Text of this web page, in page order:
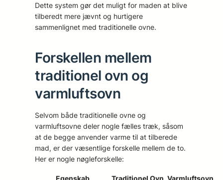
Dette system gør det muligt for maden at blive
tilberedt mere jævnt og hurtigere
sammenlignet med traditionelle ovne.
Forskellen mellem
traditionel ovn og
varmluftsovn
Selvom både traditionelle ovne og
varmluftsovne deler nogle fælles træk, såsom
at de begge anvender varme til at tilberede
mad, er der væsentlige forskelle mellem de to.
Her er nogle nøgleforskelle:
Egenskab Traditionel Ovn Varmluftsovn